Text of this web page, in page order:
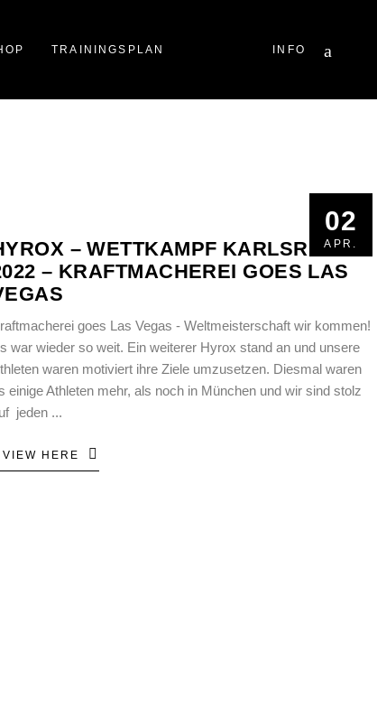
TRAININGSPLAN Instagram
YouTube
INFO
02
APR.
02
APR.
– WETTKAMPF KARLSRUHE
– KRAFTMACHEREI GOES LAS
goes Las Vegas - Weltmeisterschaft wir kommen!
war wieder so weit. Ein weiterer Hyrox stand an und unsere
waren motiviert ihre Ziele umzusetzen. Diesmal waren
einige Athleten mehr, als noch in München und wir sind stolz
jeden
VIEW HERE